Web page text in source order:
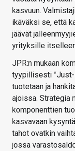
kasvuun.
ikäväksi se, että
jäävät
yrityksille
JPR:n mukaan
tyypillisesti
tuotetaan ja
ajoissa. Strategia
komponenttien
kasvavaan
tahot ovatkin
jossa